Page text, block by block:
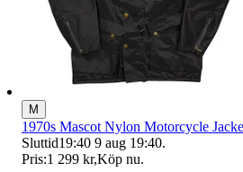
M
1970s Mascot Nylon Motorcycle
Sluttid19:40 9 aug 19:40.
Pris:1 299 kr,Köp nu.